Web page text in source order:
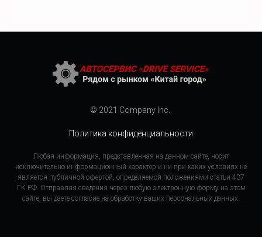
© 2021 Company Inc.
Политика конфиденциальности
Любая информация, представленная на данном сайте, носит
исключительно информационный характер и ни при каких условиях не
является публичной офертой, определяемой положениями статьи 437
ГК РФ. Отправляя сведения через любую электронную форму на этом
сайте, вы даете согласие на обработку ваших персональных данных.